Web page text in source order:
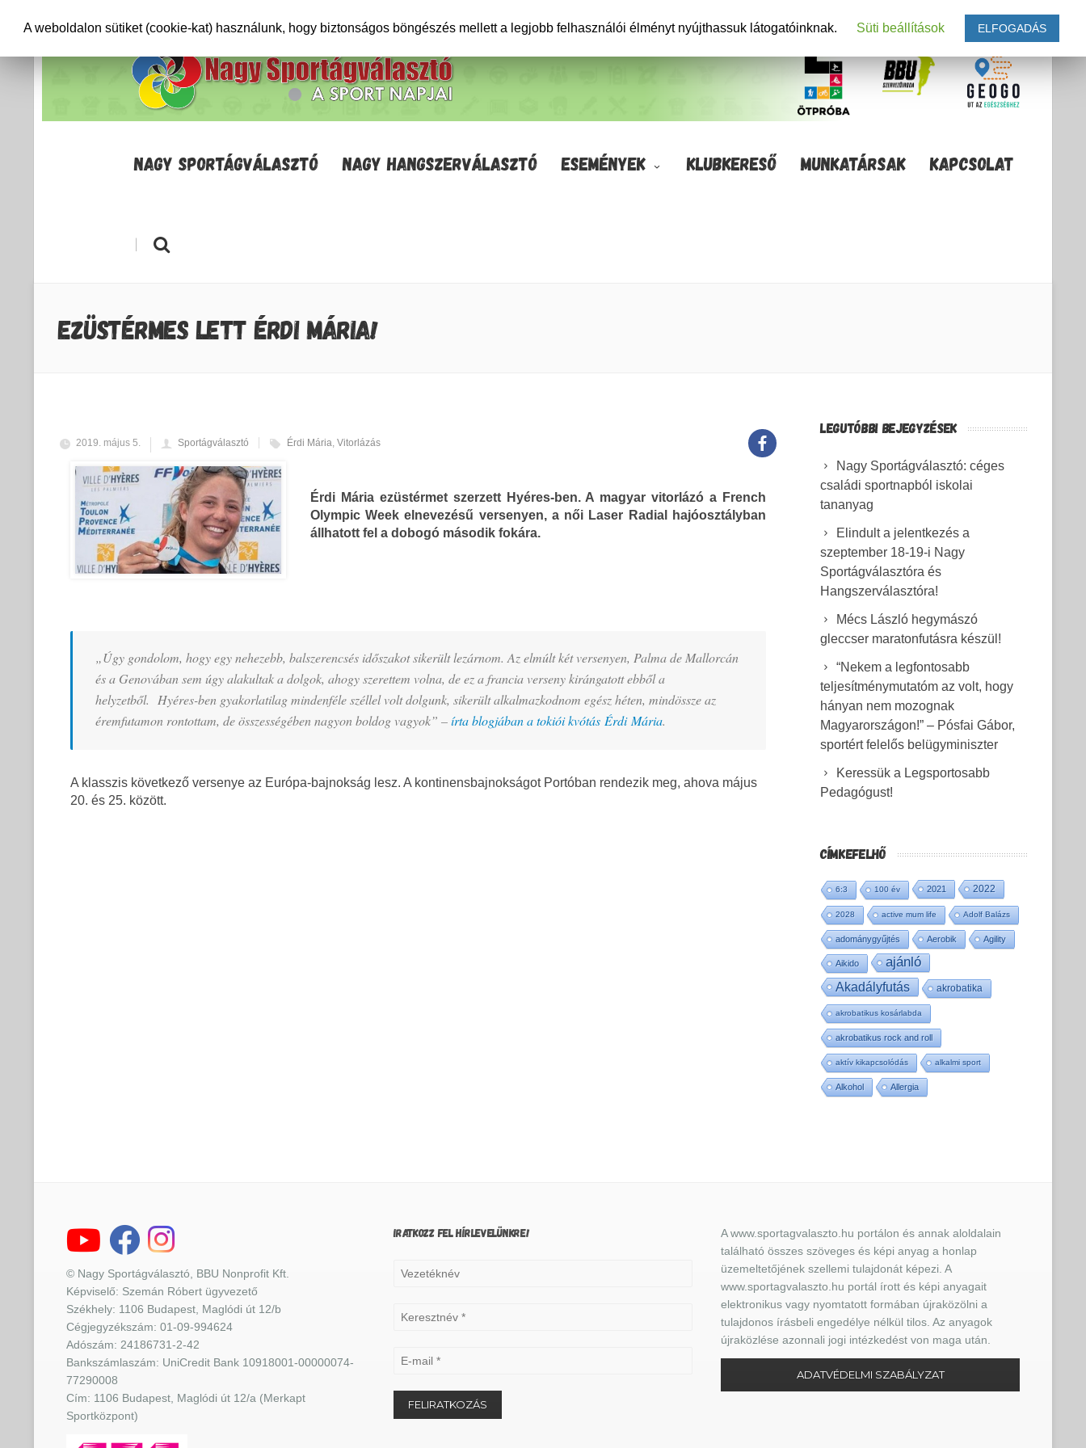
NAGY SPORTÁGVÁLASZTÓ NAGY HANGSZERVÁLASZTÓ ESEMÉNYEK KLUBKERESŐ MUNKATÁRSAK KAPCSOLAT
|
EZÜSTÉRMES LETT ÉRDI MÁRIA!
2019. május 5. Sportágválasztó Érdi Mária, Vitorlázás
Érdi Mária ezüstérmet szerzett Hyéres-ben. A magyar vitorlázó a French
Olympic Week elnevezésű versenyen, a női Laser Radial hajóosztályban
állhatott fel a dobogó második fokára.
„Úgy gondolom, hogy egy nehezebb, balszerencsés időszakot sikerült lezárnom. Az elmúlt két versenyen, Palma de Mallorcán
és a Genovában sem úgy alakultak a dolgok, ahogy szerettem volna, de ez a francia verseny kirángatott ebből a
helyzetből. Hyéres-ben gyakorlatilag mindenféle széllel volt dolgunk, sikerült alkalmazkodnom egész héten, mindössze az
éremfutamon rontottam, de összességében nagyon boldog vagyok” –írta blogjában a tokiói kvótás Érdi Mária.
A klasszis következő versenye az Európa-bajnokság lesz. A kontinensbajnokságot Portóban rendezik meg, ahova május
20. és 25. között.
LEGUTÓBBI BEJEGYZÉSEK
Nagy Sportágválasztó: céges
családi sportnapból iskolai
tananyag
Elindult a jelentkezés a
szeptember 18-19-i Nagy
Sportágválasztóra és
Hangszerválasztóra!
Mécs László hegymászó
gleccser maratonfutásra készül!
“Nekem a legfontosabb
teljesítménymutatóm az volt, hogy
hányan nem mozognak
Magyarországon!” – Pósfai Gábor,
sportért felelős belügyminiszter
Keressük a Legsportosabb
Pedagógust!
CÍMKEFELHŐ
6:3 100 év 2021 2022
2028 active mum life Adolf Balázs
adománygyűjtés Aerobik Agility
Aikido ajánló
Akadályfutás akrobatika
akrobatikus kosárlabda
akrobatikus rock and roll
aktív kikapcsolódás alkalmi sport
Alkohol Allergia
© Nagy Sportágválasztó, BBU Nonprofit Kft.
Képviselő: Szemán Róbert ügyvezető
Székhely: 1106 Budapest, Maglódi út 12/b
Cégjegyzékszám: 01-09-994624
Adószám: 24186731-2-42
Bankszámlaszám: UniCredit Bank 10918001-00000074-
77290008
Cím: 1106 Budapest, Maglódi út 12/a (Merkapt
Sportközpont)
IRATKOZZ FEL HÍRLEVELÜNKRE!
A www.sportagvalaszto.hu portálon és annak aloldalain
található összes szöveges és képi anyag a honlap
üzemeltetőjének szellemi tulajdonát képezi. A
www.sportagvalaszto.hu portál írott és képi anyagait
elektronikus vagy nyomtatott formában újraközölni a
tulajdonos írásbeli engedélye nélkül tilos. Az anyagok
újraközlése azonnali jogi intézkedést von maga után.
ADATVÉDELMI SZABÁLYZAT
A weboldalon sütiket (cookie-kat) használunk, hogy biztonságos böngészés mellett a legjobb felhasználói élményt nyújthassuk látogatóinknak. Süti beállítások ELFOGADÁS